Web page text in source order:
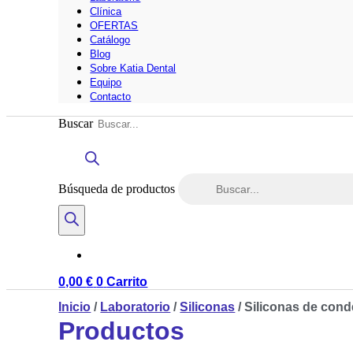
Clínica
OFERTAS
Catálogo
Blog
Sobre Katia Dental
Equipo
Contacto
Buscar
Búsqueda de productos
0,00€ 0 Carrito
Inicio / Laboratorio /Siliconas / Siliconas de
Productos